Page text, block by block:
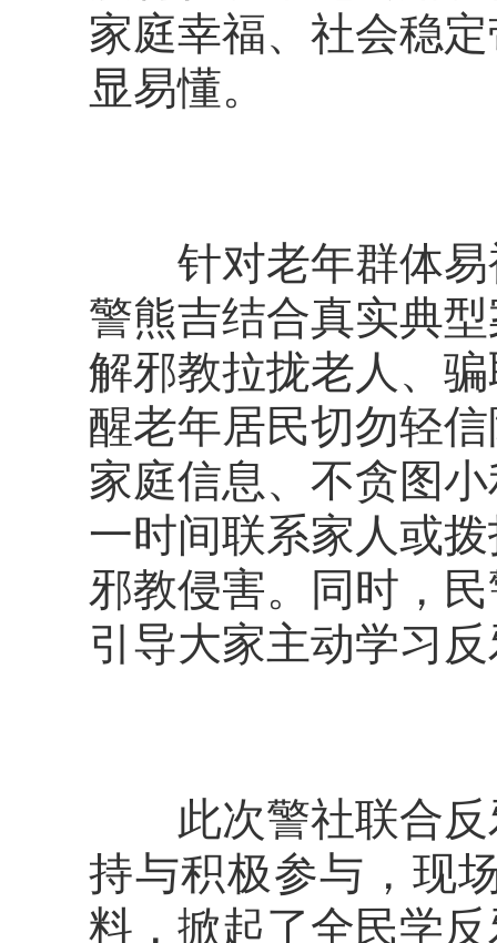
家庭幸福、社会稳
显易懂。
针对老年群体易
警熊吉结合真实典
解邪教拉拢老人、
醒老年居民切勿轻
家庭信息、不贪图
一时间联系家人或
邪教侵害。同时，
引导大家主动学习
此次警社联合反
持与积极参与，现
料，掀起了全民学